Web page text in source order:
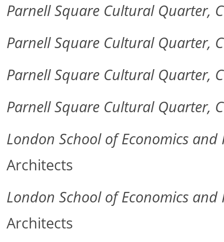
Parnell Square Cultural Quarter,
Parnell Square Cultural Quarter,
Parnell Square Cultural Quarter,
Parnell Square Cultural Quarter,
London School of Economics and
Architects
London School of Economics and
Architects